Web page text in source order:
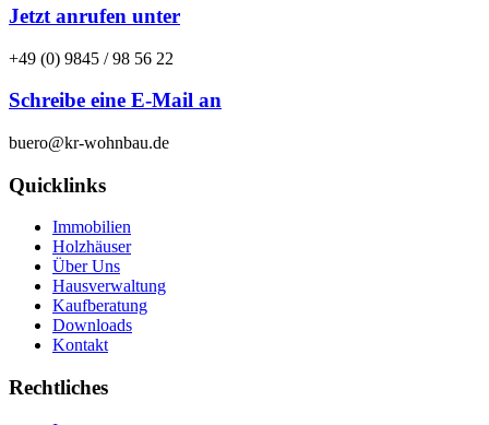
Jetzt anrufen unter
+49 (0) 9845 / 98 56 22
Schreibe eine E-Mail an
buero@kr-wohnbau.de
Quicklinks
Immobilien
Holzhäuser
Über Uns
Hausverwaltung
Kaufberatung
Downloads
Kontakt
Rechtliches